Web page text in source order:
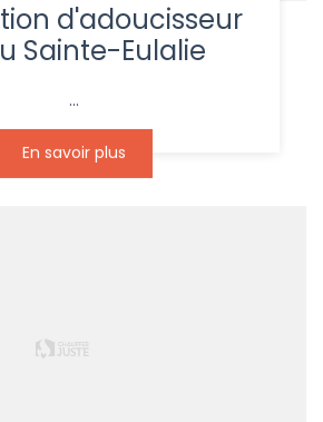
d'adoucisseur
Sainte-Eulalie
...
En savoir plus